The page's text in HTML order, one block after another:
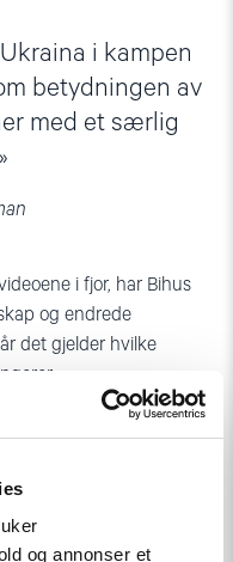
og annonser et
i kampen
betydningen av
med et særlig
i fjor, har Bihus
og endrede
det gjelder hvilke
når det gjelder åpenhet,